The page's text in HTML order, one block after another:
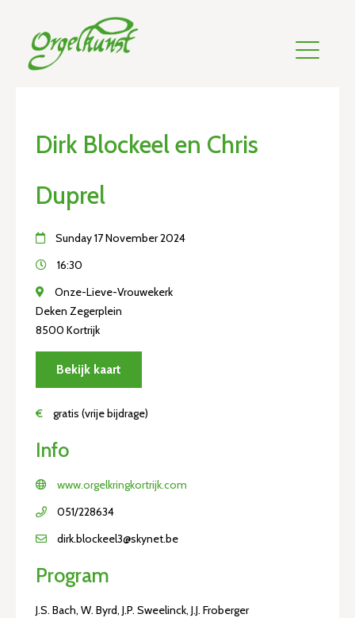
Dirk Blockeel en Chris
Duprel
Sunday 17 November 2024
16:30
Onze-Lieve-Vrouwekerk
Deken Zegerplein
8500 Kortrijk
Bekijk kaart
€ gratis (vrije bijdrage)
Info
www.orgelkringkortrijk.com
051/228634
dirk.blockeel3@skynet.be
Program
J.S. Bach, W. Byrd, J.P. Sweelinck, J.J. Froberger